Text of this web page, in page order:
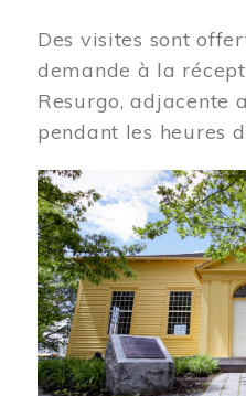
Des visites sont
demande à la
Resurgo, adjacente
pendant les heures
Image